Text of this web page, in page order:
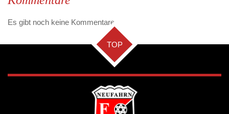
Es gibt noch keine Kommentare.
TOP